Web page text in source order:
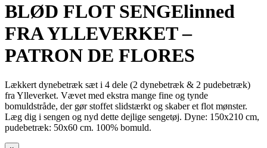
BLØD FLOT SENGElinned
FRA YLLEVERKET –
PATRON DE FLORES
Lækkert dynebetræk sæt i 4 dele (2 dynebetræk & 2 pudebetræk)
fra Ylleverket. Vævet med ekstra mange fine og tynde
bomuldstråde, der gør stoffet slidstærkt og skaber et flot mønster.
Læg dig i sengen og nyd dette dejlige sengetøj. Dyne: 150x210 cm,
pudebetræk: 50x60 cm. 100% bomuld.